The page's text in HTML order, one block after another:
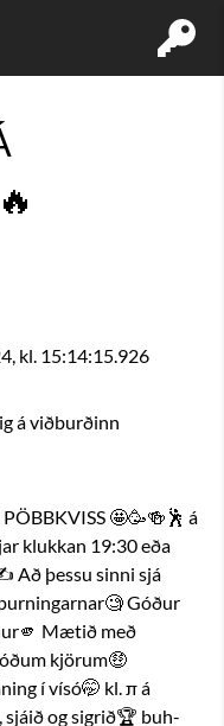
á viðburðinn
kl. 15:14:15.926
🤩🥳🍻🕺 á
klukkan 19:30 eða
Að þessu sinni sjá
Góður
Mætið með
kjörum🤑
í vísó🤭 kl. π á
og sigrið🏆 buh-